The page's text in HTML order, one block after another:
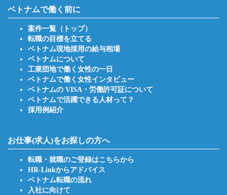
ベトナムで働く前に
案件一覧（トップ）
転職の目標を立てる
ベトナム現地採用の給与相場
ベトナムについて
工業団地で働く女性の一日
ベトナムで働く女性インタビュー
ベトナムの VISA・労働許可証について
ベトナムで活躍できる人材って？
採用例紹介
お仕事(求人)をお探しの方へ
転職・就職のご登録はこちらから
HR-Linkからアドバイス
ベトナム転職の流れ
入社に向けて